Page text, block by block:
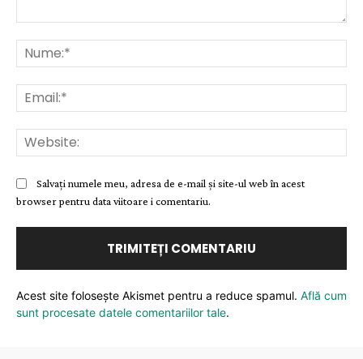
Salvați numele meu, adresa de e-mail și site-ul web în acest
browser pentru data viitoare i comentariu.
Acest site folosește Akismet pentru a reduce spamul. Află cum
sunt procesate datele comentariilor tale.